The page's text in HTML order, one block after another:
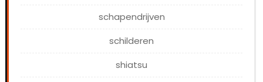
schapendrijven
schilderen
shiatsu